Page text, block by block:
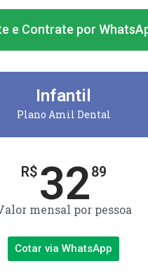
e Contrate por
Infantil
Plano Amil Dental
R$ 3289
mensal por pessoa
Cotar via WhatsApp